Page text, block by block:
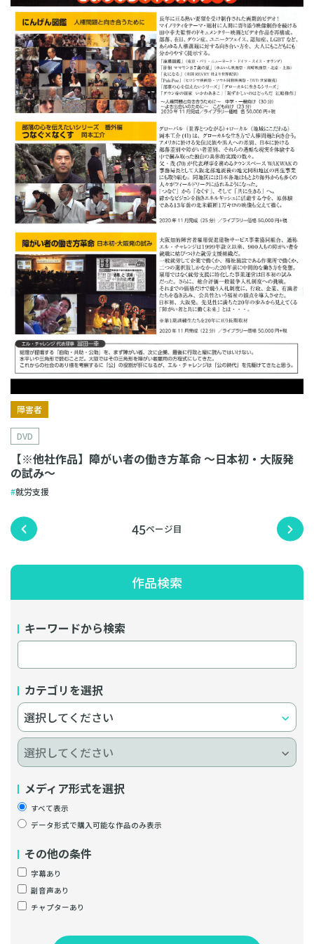
障害者
DVD
【※他社作品】障がい者の働き方革命 〜日本初・大阪発
の試み〜
就労支援
45
作品検索
キーワードから検索
カテゴリを選択
メディア形式を選択
すべて表示
データ形式で購入可能な作品のみ表示
その他の条件
字幕あり
副音声あり
チャプターあり